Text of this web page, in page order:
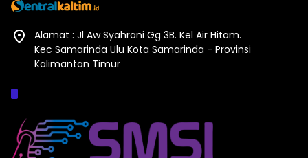
Alamat : Jl Aw Syahrani Gg 3B. Kel Air Hitam.
Kec Samarinda Ulu Kota Samarinda - Provinsi
Kalimantan Timur